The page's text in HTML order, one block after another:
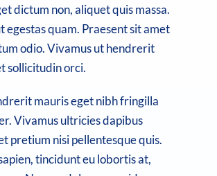
dictum non, aliquet quis massa.
egestas quam. Praesent sit amet
odio. Vivamus ut hendrerit
sollicitudin orci.
mauris eget nibh fringilla
Vivamus ultricies dapibus
pretium nisi pellentesque quis.
tincidunt eu lobortis at,